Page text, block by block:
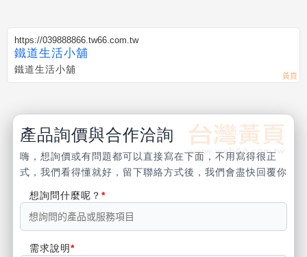
https://039888866.tw66.com.tw
鐵道生活小舖
鐵道生活小舖
產品詢價與合作洽詢
嗨，想詢價或有問題都可以直接寫在下面，不用寫得很正
式，我們看得懂就好，留下聯絡方式後，我們會盡快回覆你
想詢問什麼呢？
需求說明